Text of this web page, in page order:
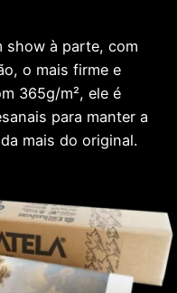
show à parte, com
o mais firme e
365g/m², ele é
para manter a
mais do original.